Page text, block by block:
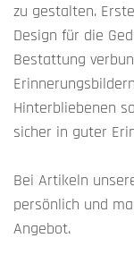
zu gestalten.
Design für die
Bestattung
Hinterbliebenen
sicher in guter
Bei Artikeln
persönlich und
Angebot.